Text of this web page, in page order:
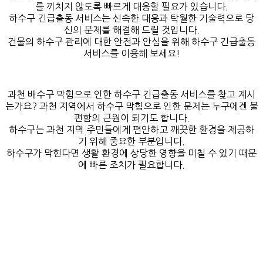
를 끼치지 않도록 빠르게 대응할 필요가 있습니다.
하수구 긴급출동 서비스는 신속한 대응과 탁월한 기술력으로 당
신의 문제를 해결해 드릴 것입니다.
건물의 하수구 관리에 대한 안전과 안심을 위해 하수구 긴급출동
서비스를 이용해 보세요!
과천 배수구 막힘으로 인한 하수구 긴급출동 서비스를 찾고 계시
는가요? 과천 지역에서 하수구 막힘으로 인한 문제는 누구에겐 불
편함의 근원이 되기도 합니다.
하수구는 과천 지역 주민들에게 편안하고 깨끗한 환경을 제공하
기 위해 중요한 부분입니다.
하수구가 막힌다면 생활 환경에 상당한 영향을 미칠 수 있기 때문
에 빠른 조치가 필요합니다.